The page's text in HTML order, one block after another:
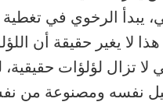
يبدأ الرخوي في
هذا لا يغير حقيقة أن
تزال لؤلؤات حقيقية،
نفسه ومصنوعة من